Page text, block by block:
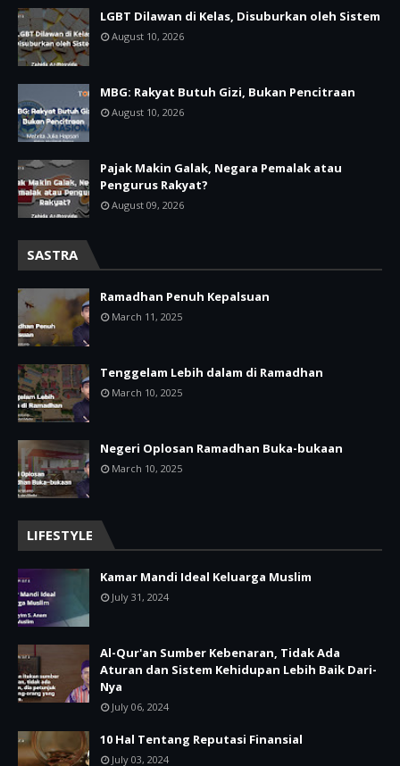
LGBT Dilawan di Kelas, Disuburkan oleh Sistem
August 10, 2026
MBG: Rakyat Butuh Gizi, Bukan Pencitraan
August 10, 2026
Pajak Makin Galak, Negara Pemalak atau
Pengurus Rakyat?
August 09, 2026
SASTRA
Ramadhan Penuh Kepalsuan
March 11, 2025
Tenggelam Lebih dalam di Ramadhan
March 10, 2025
Negeri Oplosan Ramadhan Buka-bukaan
March 10, 2025
LIFESTYLE
Kamar Mandi Ideal Keluarga Muslim
July 31, 2024
Al-Qur'an Sumber Kebenaran, Tidak Ada
Aturan dan Sistem Kehidupan Lebih Baik Dari-
Nya
July 06, 2024
10 Hal Tentang Reputasi Finansial
July 03, 2024